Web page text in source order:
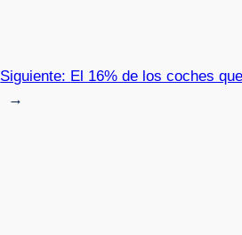
Siguiente: El 16% de los coches
→